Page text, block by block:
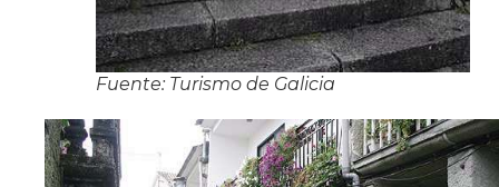
Fuente: Turismo de Galicia